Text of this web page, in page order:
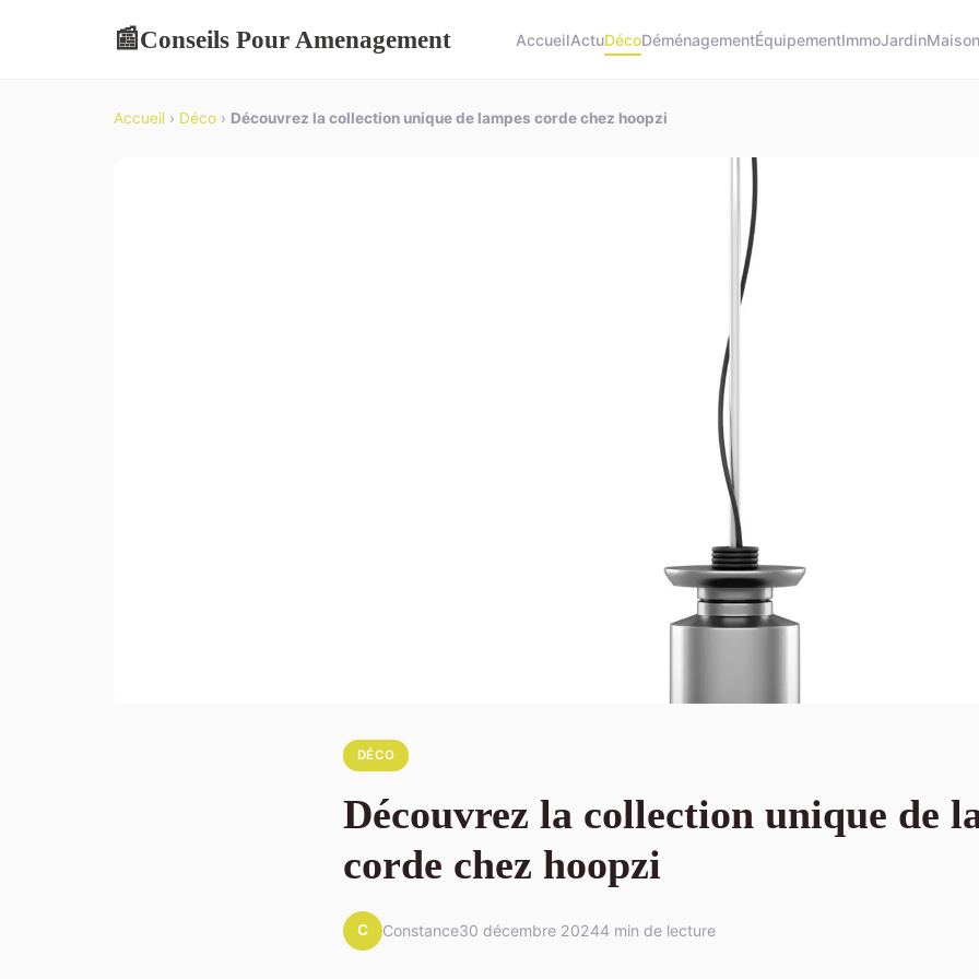
📰Conseils Pour Amenagement AccueilActuDécoDéménagementÉquipementImmoJardinMaison
Accueil › Déco › Découvrez la collection unique de lampes corde chez hoopzi
DÉCO
Découvrez la collection unique de
corde chez hoopzi
C Constance30 décembre 20244 min de lecture